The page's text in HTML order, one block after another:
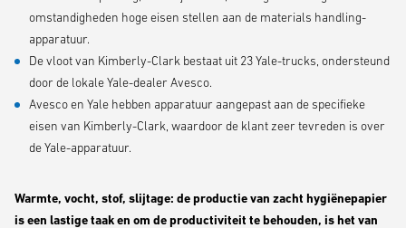
omstandigheden hoge eisen stellen aan de materials handling-
apparatuur.
De vloot van Kimberly-Clark bestaat uit 23 Yale-trucks, ondersteund
door de lokale Yale-dealer Avesco.
Avesco en Yale hebben apparatuur aangepast aan de specifieke
eisen van Kimberly-Clark, waardoor de klant zeer tevreden is over
de Yale-apparatuur.
Warmte, vocht, stof, slijtage: de productie van zacht hygiënepapier
is een lastige taak en om de productiviteit te behouden, is het van